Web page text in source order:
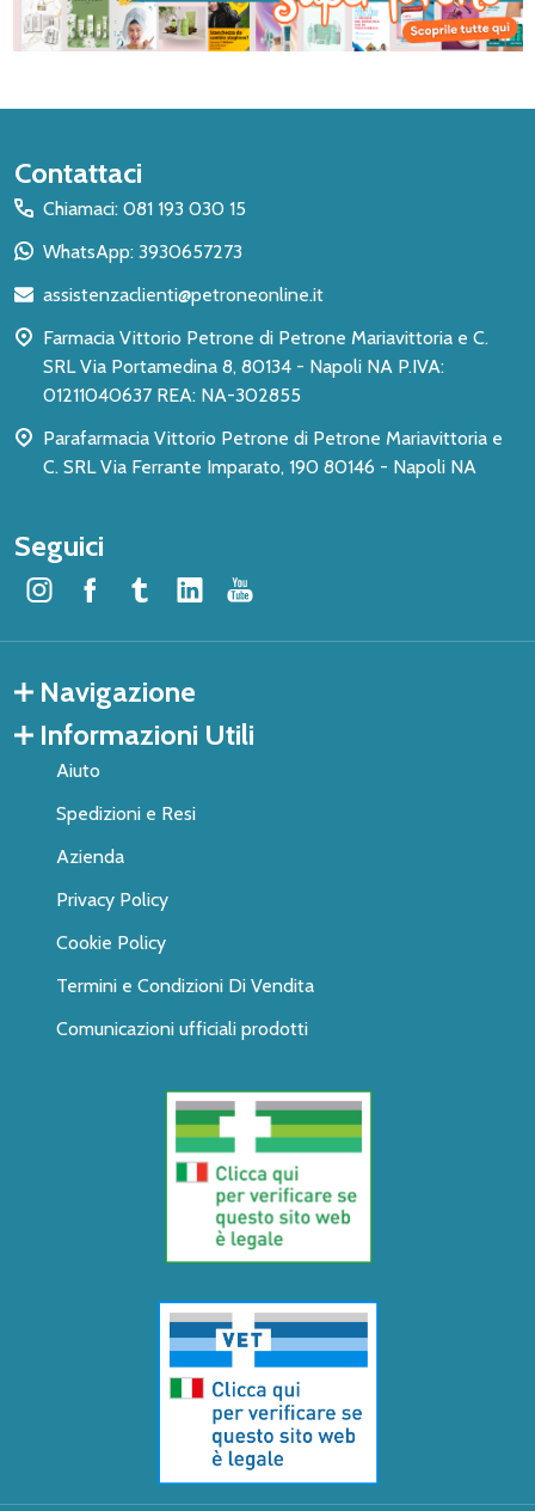
Inizio
del
piè
pagina
Contattaci
Chiamaci: 081 193 030 15
WhatsApp: 3930657273
assistenzaclienti@petroneonline.it
Farmacia Vittorio Petrone di Petrone Mariavittoria e C.
SRL Via Portamedina 8, 80134 - Napoli NA P.IVA:
01211040637 REA: NA-302855
Parafarmacia Vittorio Petrone di Petrone Mariavittoria e
C. SRL Via Ferrante Imparato, 190 80146 - Napoli NA
Seguici
Navigazione
Informazioni Utili
Aiuto
Spedizioni e Resi
Azienda
Privacy Policy
Cookie Policy
Termini e Condizioni Di Vendita
Comunicazioni ufficiali prodotti